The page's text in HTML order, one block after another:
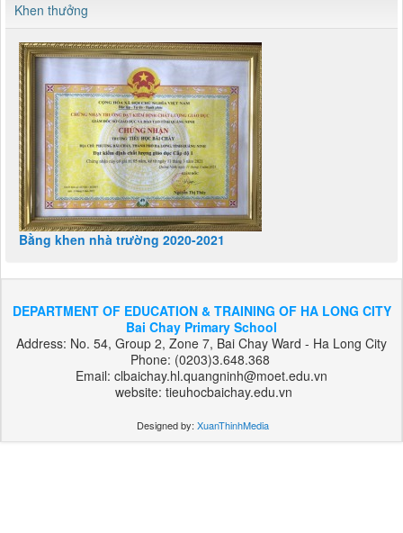
Khen thưởng
Bằng khen nhà trường 2020-2021
DEPARTMENT OF EDUCATION & TRAINING OF HA LONG CITY
Bai Chay Primary School
Address: No. 54, Group 2, Zone 7, Bai Chay Ward - Ha Long City
Phone: (0203)3.648.368
Email: clbaichay.hl.quangninh@moet.edu.vn
website: tieuhocbaichay.edu.vn
Designed by: XuanThinhMedia
بت